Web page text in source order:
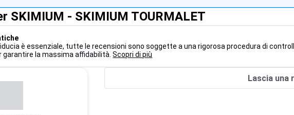
SKIMIUM - SKIMIUM TOURMALET
è essenziale, tutte le recensioni sono soggette a una rigorosa procedura di
garantire la massima affidabilità.Scopri di più
Lascia una